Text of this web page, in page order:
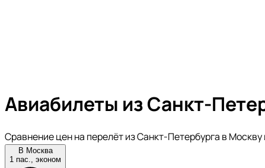
Авиабилеты из Санкт-
Сравнение цен на перелёт из Санкт-Петербурга в
В Москва
1 пас., эконом